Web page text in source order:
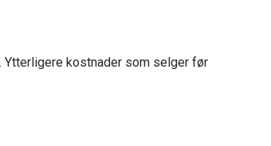
Ytterligere kostnader som selger før